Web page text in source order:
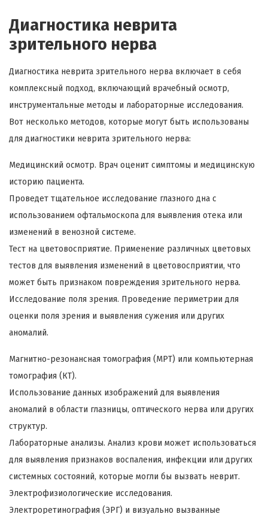
Диагностика неврита
зрительного нерва
Диагностика неврита зрительного нерва включает в себя
комплексный подход, включающий врачебный осмотр,
инструментальные методы и лабораторные исследования.
Вот несколько методов, которые могут быть использованы
для диагностики неврита зрительного нерва:
Медицинский осмотр. Врач оценит симптомы и медицинскую
историю пациента.
Проведет тщательное исследование глазного дна с
использованием офтальмоскопа для выявления отека или
изменений в венозной системе.
Тест на цветовосприятие. Применение различных цветовых
тестов для выявления изменений в цветовосприятии, что
может быть признаком повреждения зрительного нерва.
Исследование поля зрения. Проведение периметрии для
оценки поля зрения и выявления сужения или других
аномалий.
Магнитно-резонансная томография (МРТ) или компьютерная
томография (КТ).
Использование данных изображений для выявления
аномалий в области глазницы, оптического нерва или других
структур.
Лабораторные анализы. Анализ крови может использоваться
для выявления признаков воспаления, инфекции или других
системных состояний, которые могли бы вызвать неврит.
Электрофизиологические исследования.
Электроретинография (ЭРГ) и визуально вызванные